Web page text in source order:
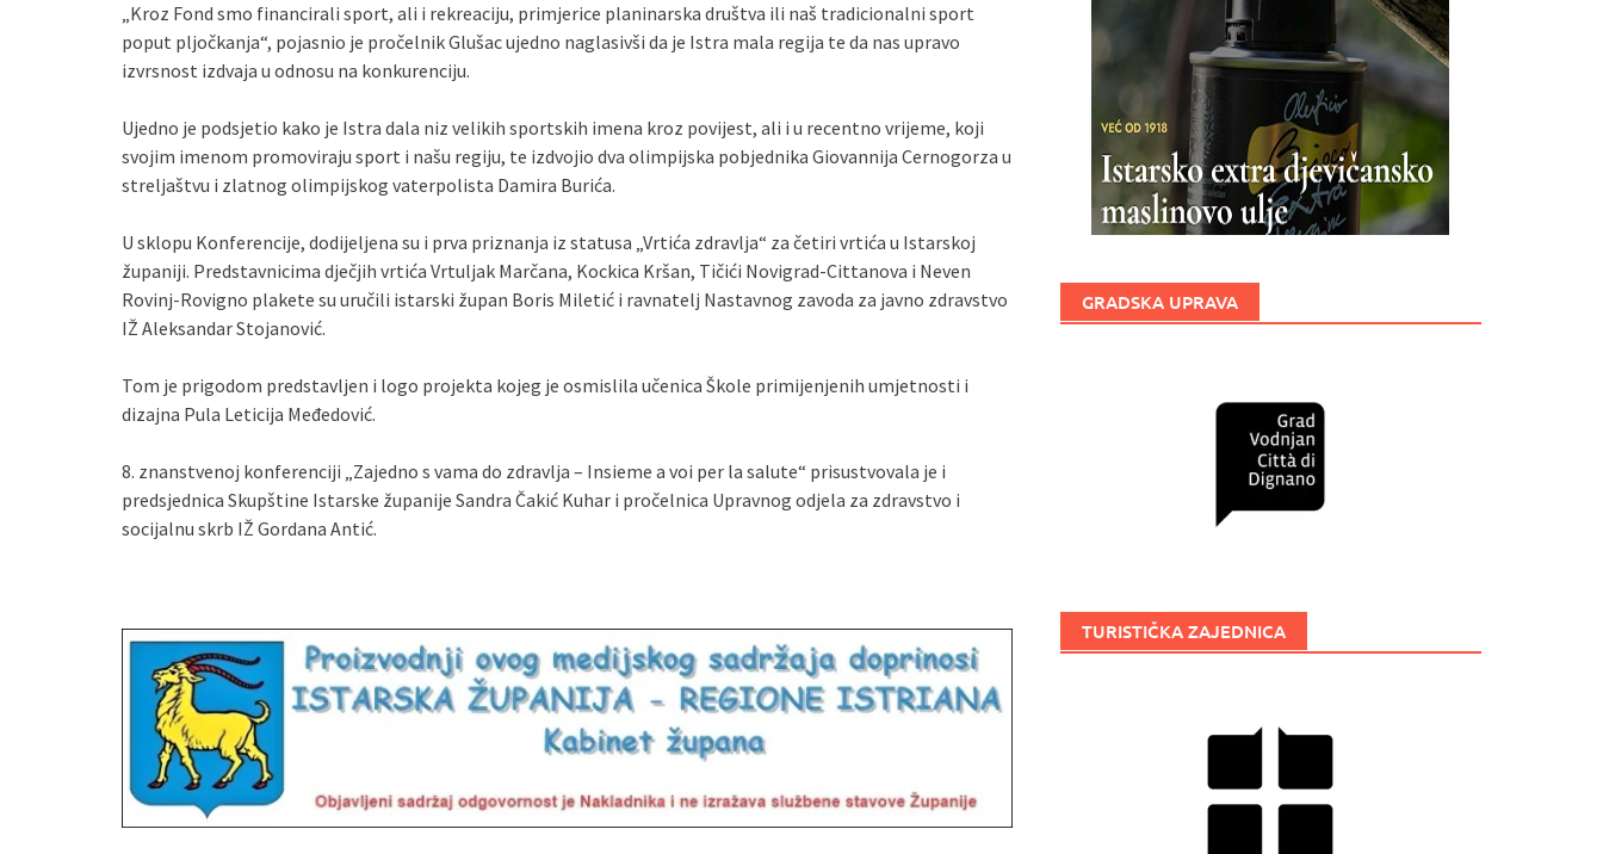
„Kroz Fond smo financirali sport, ali i rekreaciju, primjerice planinarska društva ili naš tradicionalni sport
poput pljočkanja“, pojasnio je pročelnik Glušac ujedno naglasivši da je Istra mala regija te da nas upravo
izvrsnost izdvaja u odnosu na konkurenciju.
Ujedno je podsjetio kako je Istra dala niz velikih sportskih imena kroz povijest, ali i u recentno vrijeme, koji
svojim imenom promoviraju sport i našu regiju, te izdvojio dva olimpijska pobjednika Giovannija Cernogorza u
streljaštvu i zlatnog olimpijskog vaterpolista Damira Burića.
U sklopu Konferencije, dodijeljena su i prva priznanja iz statusa „Vrtića zdravlja“ za četiri vrtića u Istarskoj
županiji. Predstavnicima dječjih vrtića Vrtuljak Marčana, Kockica Kršan, Tičići Novigrad-Cittanova i Neven
Rovinj-Rovigno plakete su uručili istarski župan Boris Miletić i ravnatelj Nastavnog zavoda za javno zdravstvo
IŽ Aleksandar Stojanović.
Tom je prigodom predstavljen i logo projekta kojeg je osmislila učenica Škole primijenjenih umjetnosti i
dizajna Pula Leticija Međedović.
8. znanstvenoj konferenciji „Zajedno s vama do zdravlja – Insieme a voi per la salute“ prisustvovala je i
predsjednica Skupštine Istarske županije Sandra Čakić Kuhar i pročelnica Upravnog odjela za zdravstvo i
socijalnu skrb IŽ Gordana Antić.
GRADSKA UPRAVA
TURISTIČKA ZAJEDNICA